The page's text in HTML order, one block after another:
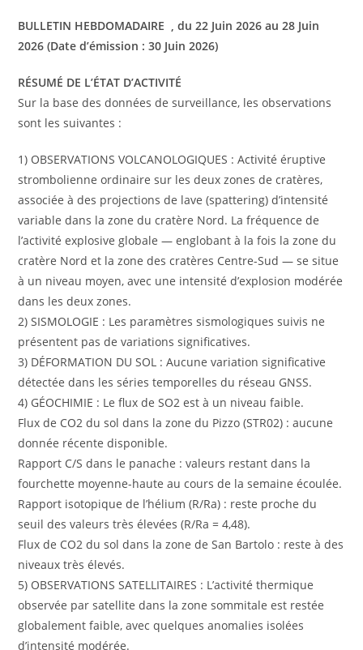
BULLETIN HEBDOMADAIRE , du 22 Juin 2026 au 28 Juin
2026 (Date d’émission : 30 Juin 2026)
RÉSUMÉ DE L’ÉTAT D’ACTIVITÉ
Sur la base des données de surveillance, les observations
sont les suivantes :
1) OBSERVATIONS VOLCANOLOGIQUES : Activité éruptive
strombolienne ordinaire sur les deux zones de cratères,
associée à des projections de lave (spattering) d’intensité
variable dans la zone du cratère Nord. La fréquence de
l’activité explosive globale — englobant à la fois la zone du
cratère Nord et la zone des cratères Centre-Sud — se situe
à un niveau moyen, avec une intensité d’explosion modérée
dans les deux zones.
2) SISMOLOGIE : Les paramètres sismologiques suivis ne
présentent pas de variations significatives.
3) DÉFORMATION DU SOL : Aucune variation significative
détectée dans les séries temporelles du réseau GNSS.
4) GÉOCHIMIE : Le flux de SO2 est à un niveau faible.
Flux de CO2 du sol dans la zone du Pizzo (STR02) : aucune
donnée récente disponible.
Rapport C/S dans le panache : valeurs restant dans la
fourchette moyenne-haute au cours de la semaine écoulée.
Rapport isotopique de l’hélium (R/Ra) : reste proche du
seuil des valeurs très élevées (R/Ra = 4,48).
Flux de CO2 du sol dans la zone de San Bartolo : reste à des
niveaux très élevés.
5) OBSERVATIONS SATELLITAIRES : L’activité thermique
observée par satellite dans la zone sommitale est restée
globalement faible, avec quelques anomalies isolées
d’intensité modérée.